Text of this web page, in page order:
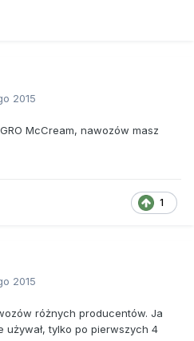
2015
McCream, nawozów masz
1
2015
różnych producentów. Ja
tylko po pierwszych 4